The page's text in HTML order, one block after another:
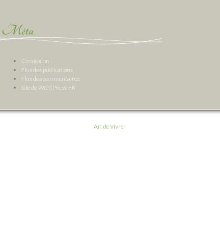
Méta
Connexion
Flux des publications
Flux des commentaires
Site de WordPress-FR
Art de Vivre